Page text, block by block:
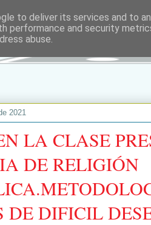
2021
LA CLASE
DE RELIGIÓN
DE DIFICIL
to deliver its services and to
performance and security
abuse.